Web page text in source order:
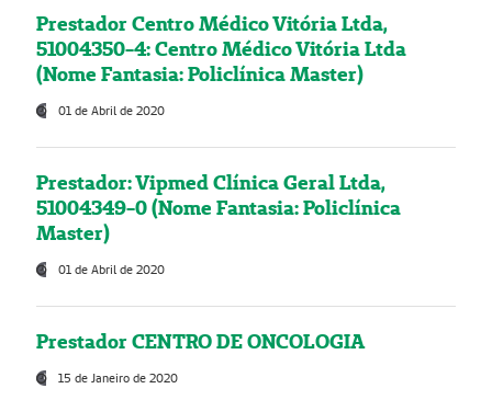
Prestador Centro Médico Vitória Ltda,
51004350-4: Centro Médico Vitória Ltda
(Nome Fantasia: Policlínica Master)
01 de Abril de 2020
Prestador: Vipmed Clínica Geral Ltda,
51004349-0 (Nome Fantasia: Policlínica
Master)
01 de Abril de 2020
Prestador CENTRO DE ONCOLOGIA
15 de Janeiro de 2020